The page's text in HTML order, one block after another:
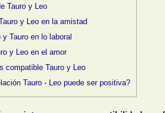
Tauro y Leo
y Leo en la amistad
Tauro en lo laboral
y Leo en el amor
compatible Tauro y Leo
Tauro - Leo puede ser positiva?